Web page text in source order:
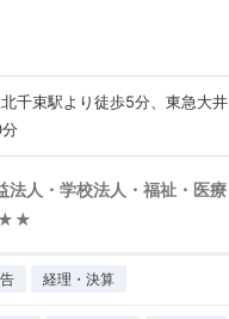
千束駅より徒歩5分、東急大井
人・学校法人・福祉・医療
経理・決算